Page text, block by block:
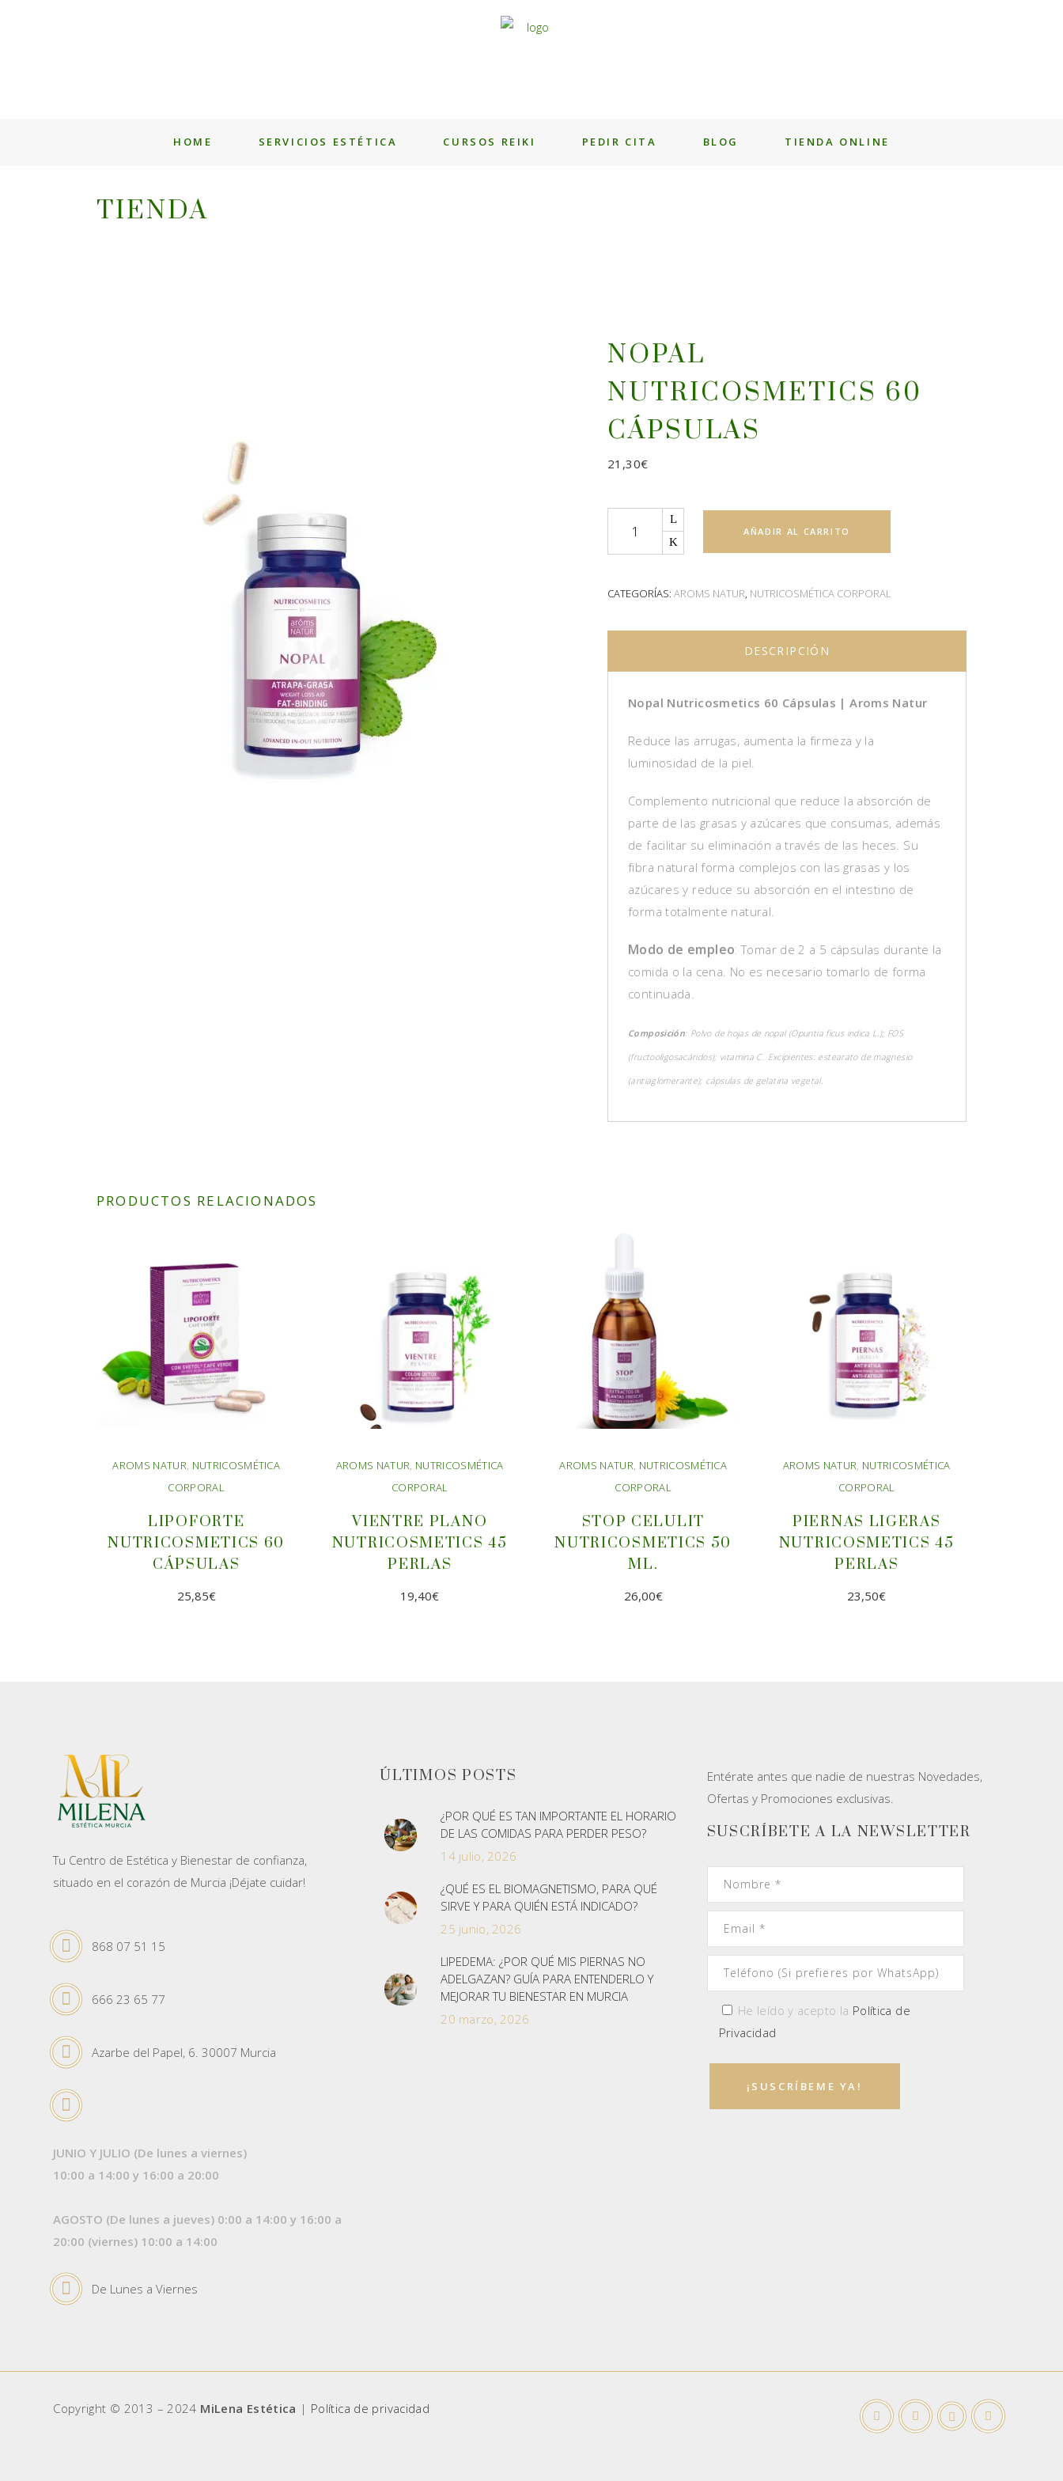
HOME SERVICIOS ESTÉTICA CURSOS REIKI PEDIR CITA BLOG TIENDA ONLINE
TIENDA
NOPAL
NUTRICOSMETICS 60
CÁPSULAS
21,30€
AÑADIR AL CARRITO
CATEGORÍAS: AROMS NATUR, NUTRICOSMÉTICA CORPORAL
DESCRIPCIÓN
Nopal Nutricosmetics 60 Cápsulas | Aroms Natur
Reduce las arrugas, aumenta la firmeza y la
luminosidad de la piel.
Complemento nutricional que reduce la absorción de
parte de las grasas y azúcares que consumas, además
de facilitar su eliminación a través de las heces. Su
fibra natural forma complejos con las grasas y los
azúcares y reduce su absorción en el intestino de
forma totalmente natural.
Modo de empleo: Tomar de 2 a 5 cápsulas durante la
comida o la cena. No es necesario tomarlo de forma
continuada.
Composición: Polvo de hojas de nopal (Opuntia ficus indica L.); FOS
(fructooligosacáridos); vitamina C. Excipientes: estearato de magnesio
(antiaglomerante); cápsulas de gelatina vegetal.
PRODUCTOS RELACIONADOS
AROMS NATUR NUTRICOSMÉTICA
CORPORAL
LIPOFORTE
NUTRICOSMETICS 60
CÁPSULAS
25,85€
AROMS NATUR NUTRICOSMÉTICA
CORPORAL
VIENTRE PLANO
NUTRICOSMETICS 45
PERLAS
19,40€
AROMS NATUR NUTRICOSMÉTICA
CORPORAL
STOP CELULIT
NUTRICOSMETICS 50
ML.
26,00€
AROMS NATUR NUTRICOSMÉTICA
CORPORAL
PIERNAS LIGERAS
NUTRICOSMETICS 45
PERLAS
23,50€
Tu Centro de Estética y Bienestar de confianza,
situado en el corazón de Murcia ¡Déjate cuidar!
868 07 51 15
666 23 65 77
Azarbe del Papel, 6. 30007 Murcia
JUNIO Y JULIO (De lunes a viernes)
10:00 a 14:00 y 16:00 a 20:00
AGOSTO (De lunes a jueves) 0:00 a 14:00 y 16:00 a
20:00 (viernes) 10:00 a 14:00
De Lunes a Viernes
ÚLTIMOS POSTS
¿POR QUÉ ES TAN IMPORTANTE EL HORARIO
DE LAS COMIDAS PARA PERDER PESO?
14 julio, 2026
¿QUÉ ES EL BIOMAGNETISMO, PARA QUÉ
SIRVE Y PARA QUIÉN ESTÁ INDICADO?
25 junio, 2026
LIPEDEMA: ¿POR QUÉ MIS PIERNAS NO
ADELGAZAN? GUÍA PARA ENTENDERLO Y
MEJORAR TU BIENESTAR EN MURCIA
20 marzo, 2026
Entérate antes que nadie de nuestras Novedades,
Ofertas y Promociones exclusivas.
SUSCRÍBETE A LA NEWSLETTER
He leído y acepto la Política de
Privacidad
Copyright © 2013 – 2024 MiLena Estética | Política de privacidad